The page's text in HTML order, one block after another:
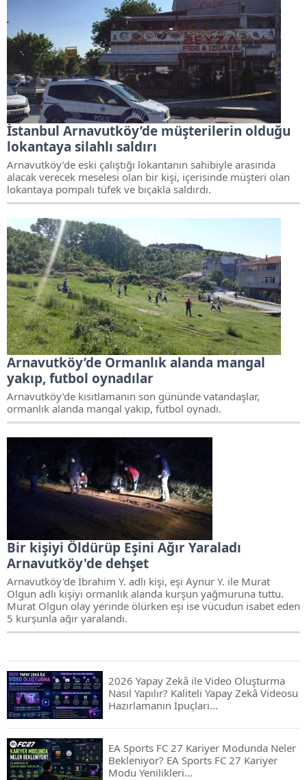
İstanbul Arnavutköy’de müşterilerin olduğu
lokantaya silahlı saldırı
Arnavutköy’de eski çalıştığı lokantanın sahibiyle arasında
alacak verecek meselesi olan bir kişi, içerisinde müşteri olan
lokantaya pompalı tüfek ve bıçakla saldırdı.
Arnavutköy’de Ormanlık alanda mangal
yakıp, futbol oynadılar
Arnavutköy’de kısıtlamanın son gününde vatandaşlar,
ormanlık alanda mangal yakıp, futbol oynadı.
Bir kişiyi Öldürüp Eşini Ağır Yaraladı
Arnavutköy'de dehşet
Arnavutköy'de İbrahim Y. adlı kişi, eşi Aynur Y. ile Murat
Olgun adlı kişiyi ormanlık alanda kurşun yağmuruna tuttu.
Murat Olgun olay yerinde ölürken eşi ise vücudun isabet eden
5 kurşunla ağır yaralandı.
2026 Yapay Zekâ ile Video Oluşturma
Nasıl Yapılır? Kaliteli Yapay Zekâ Videosu
Hazırlamanın İpuçları...
EA Sports FC 27 Kariyer Modunda Neler
Bekleniyor? EA Sports FC 27 Kariyer
Modu Yenilikleri…